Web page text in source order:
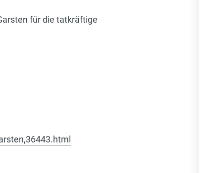
für die tatkräftige